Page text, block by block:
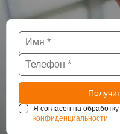
Я согласен на обработку
конфиденциальности